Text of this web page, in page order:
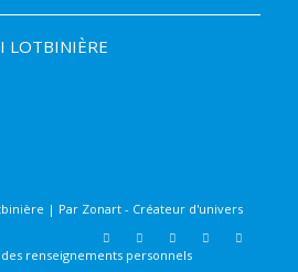
LOTBINIÈRE
| Par Zonart - Créateur d'univers
renseignements personnels